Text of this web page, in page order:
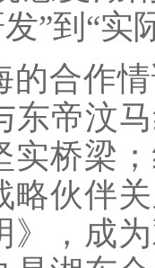
”到“
的合作
东帝汶
实桥梁
略伙伴
》，成